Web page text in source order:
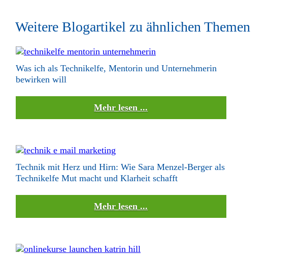
Weitere Blogartikel zu ähnlichen Themen
Was ich als Technikelfe, Mentorin und Unternehmerin
bewirken will
Mehr lesen ...
Technik mit Herz und Hirn: Wie Sara Menzel-Berger als
Technikelfe Mut macht und Klarheit schafft
Mehr lesen ...